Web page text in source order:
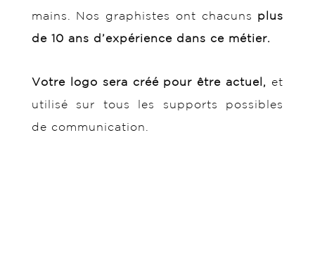
mains. Nos graphistes ont chacuns plus
de 10 ans d’expérience dans ce métier.
Votre logo sera créé pour être actuel, et
utilisé sur tous les supports possibles
de communication.